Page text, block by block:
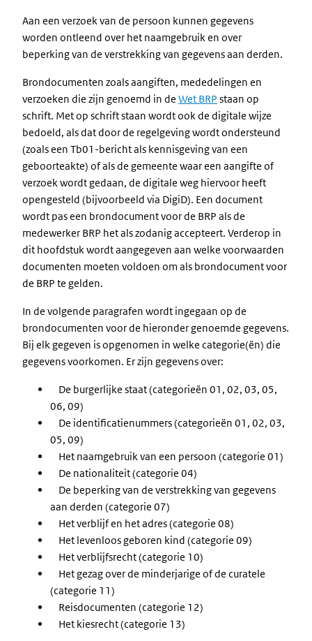
Aan een verzoek van de persoon kunnen gegevens
worden ontleend over het naamgebruik en over
beperking van de verstrekking van gegevens aan derden.
Brondocumenten zoals aangiften, mededelingen en
verzoeken die zijn genoemd in de Wet BRP staan op
schrift. Met op schrift staan wordt ook de digitale wijze
bedoeld, als dat door de regelgeving wordt ondersteund
(zoals een Tb01-bericht als kennisgeving van een
geboorteakte) of als de gemeente waar een aangifte of
verzoek wordt gedaan, de digitale weg hiervoor heeft
opengesteld (bijvoorbeeld via DigiD). Een document
wordt pas een brondocument voor de BRP als de
medewerker BRP het als zodanig accepteert. Verderop in
dit hoofdstuk wordt aangegeven aan welke voorwaarden
documenten moeten voldoen om als brondocument voor
de BRP te gelden.
In de volgende paragrafen wordt ingegaan op de
brondocumenten voor de hieronder genoemde gegevens.
Bij elk gegeven is opgenomen in welke categorie(ën) die
gegevens voorkomen. Er zijn gegevens over:
De burgerlijke staat (categorieën 01, 02, 03, 05,
06, 09)
De identificatienummers (categorieën 01, 02, 03,
05, 09)
Het naamgebruik van een persoon (categorie 01)
De nationaliteit (categorie 04)
De beperking van de verstrekking van gegevens
aan derden (categorie 07)
Het verblijf en het adres (categorie 08)
Het levenloos geboren kind (categorie 09)
Het verblijfsrecht (categorie 10)
Het gezag over de minderjarige of de curatele
(categorie 11)
Reisdocumenten (categorie 12)
Het kiesrecht (categorie 13)